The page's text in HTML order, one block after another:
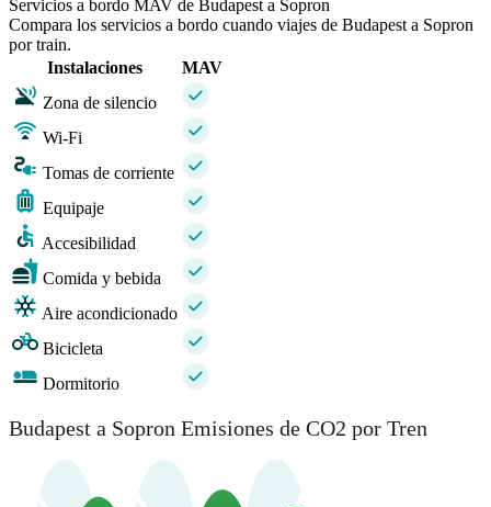
Servicios a bordo MAV de Budapest a Sopron
Compara los servicios a bordo cuando viajes de Budapest a Sopron
por train.
Instalaciones
MAV
Zona de silencio
Wi-Fi
Tomas de corriente
Equipaje
Accesibilidad
Comida y bebida
Aire acondicionado
Bicicleta
Dormitorio
Budapest a Sopron Emisiones de CO2 por Tren